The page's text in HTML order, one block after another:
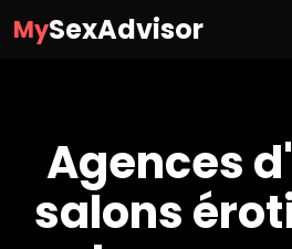
MySexAdvisor
Agences
salons